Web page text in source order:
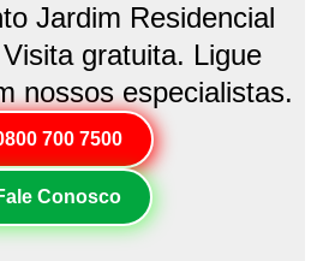
Jardim Residencial
gratuita. Ligue
nossos especialistas.
700 7500
Conosco